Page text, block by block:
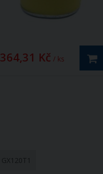
364,31 Kč / ks